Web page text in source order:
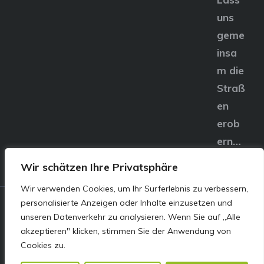
Wir schätzen Ihre Privatsphäre
Wir verwenden Cookies, um Ihr Surferlebnis zu verbessern,
personalisierte Anzeigen oder Inhalte einzusetzen und
unseren Datenverkehr zu analysieren. Wenn Sie auf „Alle
akzeptieren" klicken, stimmen Sie der Anwendung von
Cookies zu.
uns
geme
insa
m die
Straß
en
erob
ern…
© E&S Motors GmbH,
Linzer Straße 83 4240
Freistadt